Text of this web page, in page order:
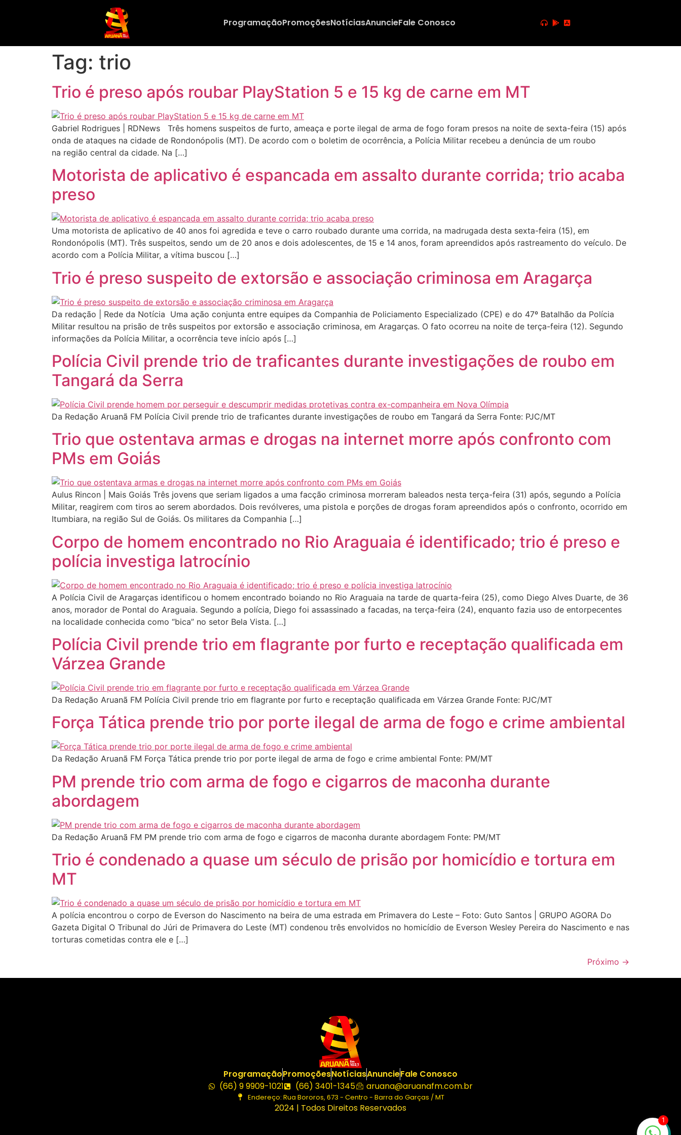
ProgramaçãoPromoçõesNotíciasAnuncieFale Conosco
Tag: trio
Trio é preso após roubar PlayStation 5 e 15 kg de carne em MT
Gabriel Rodrigues | RDNews Três homens suspeitos de furto, ameaça e porte ilegal de arma de fogo foram presos na noite de sexta-feira (15) após
onda de ataques na cidade de Rondonópolis (MT). De acordo com o boletim de ocorrência, a Polícia Militar recebeu a denúncia de um roubo
na região central da cidade. Na […]
Motorista de aplicativo é espancada em assalto durante corrida; trio acaba
preso
Uma motorista de aplicativo de 40 anos foi agredida e teve o carro roubado durante uma corrida, na madrugada desta sexta-feira (15), em
Rondonópolis (MT). Três suspeitos, sendo um de 20 anos e dois adolescentes, de 15 e 14 anos, foram apreendidos após rastreamento do veículo. De
acordo com a Polícia Militar, a vítima buscou […]
Trio é preso suspeito de extorsão e associação criminosa em Aragarça
Da redação | Rede da Notícia Uma ação conjunta entre equipes da Companhia de Policiamento Especializado (CPE) e do 47º Batalhão da Polícia
Militar resultou na prisão de três suspeitos por extorsão e associação criminosa, em Aragarças. O fato ocorreu na noite de terça-feira (12). Segundo
informações da Polícia Militar, a ocorrência teve início após […]
Polícia Civil prende trio de traficantes durante investigações de roubo em
Tangará da Serra
Da Redação Aruanã FM Polícia Civil prende trio de traficantes durante investigações de roubo em Tangará da Serra Fonte: PJC/MT
Trio que ostentava armas e drogas na internet morre após confronto com
PMs em Goiás
Aulus Rincon | Mais Goiás Três jovens que seriam ligados a uma facção criminosa morreram baleados nesta terça-feira (31) após, segundo a Polícia
Militar, reagirem com tiros ao serem abordados. Dois revólveres, uma pistola e porções de drogas foram apreendidos após o confronto, ocorrido em
Itumbiara, na região Sul de Goiás. Os militares da Companhia […]
Corpo de homem encontrado no Rio Araguaia é identificado; trio é preso e
polícia investiga latrocínio
A Polícia Civil de Aragarças identificou o homem encontrado boiando no Rio Araguaia na tarde de quarta-feira (25), como Diego Alves Duarte, de 36
anos, morador de Pontal do Araguaia. Segundo a polícia, Diego foi assassinado a facadas, na terça-feira (24), enquanto fazia uso de entorpecentes
na localidade conhecida como “bica” no setor Bela Vista. […]
Polícia Civil prende trio em flagrante por furto e receptação qualificada em
Várzea Grande
Da Redação Aruanã FM Polícia Civil prende trio em flagrante por furto e receptação qualificada em Várzea Grande Fonte: PJC/MT
Força Tática prende trio por porte ilegal de arma de fogo e crime ambiental
Da Redação Aruanã FM Força Tática prende trio por porte ilegal de arma de fogo e crime ambiental Fonte: PM/MT
PM prende trio com arma de fogo e cigarros de maconha durante
abordagem
Da Redação Aruanã FM PM prende trio com arma de fogo e cigarros de maconha durante abordagem Fonte: PM/MT
Trio é condenado a quase um século de prisão por homicídio e tortura em
MT
A polícia encontrou o corpo de Everson do Nascimento na beira de uma estrada em Primavera do Leste – Foto: Guto Santos | GRUPO AGORA Do
Gazeta Digital O Tribunal do Júri de Primavera do Leste (MT) condenou três envolvidos no homicídio de Everson Wesley Pereira do Nascimento e nas
torturas cometidas contra ele e […]
Próximo →
ProgramaçãoPromoçõesNotíciasAnuncieFale Conosco
(66) 9 9909-1021
(66) 3401-1345 aruana@aruanafm.com.br
Endereço: Rua Bororos, 673 - Centro - Barra do Garças / MT
2024 | Todos Direitos Reservados
1